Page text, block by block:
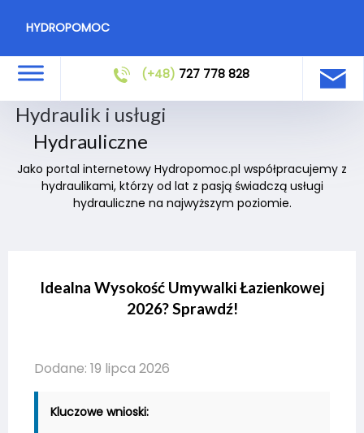
HYDROPOMOC
(+48) 727 778 828
Hydraulik i usługi
Hydrauliczne
Jako portal internetowy Hydropomoc.pl współpracujemy z
hydraulikami, którzy od lat z pasją świadczą usługi
hydrauliczne na najwyższym poziomie.
Idealna Wysokość Umywalki Łazienkowej
2026? Sprawdź!
Dodane: 19 lipca 2026
Kluczowe wnioski: